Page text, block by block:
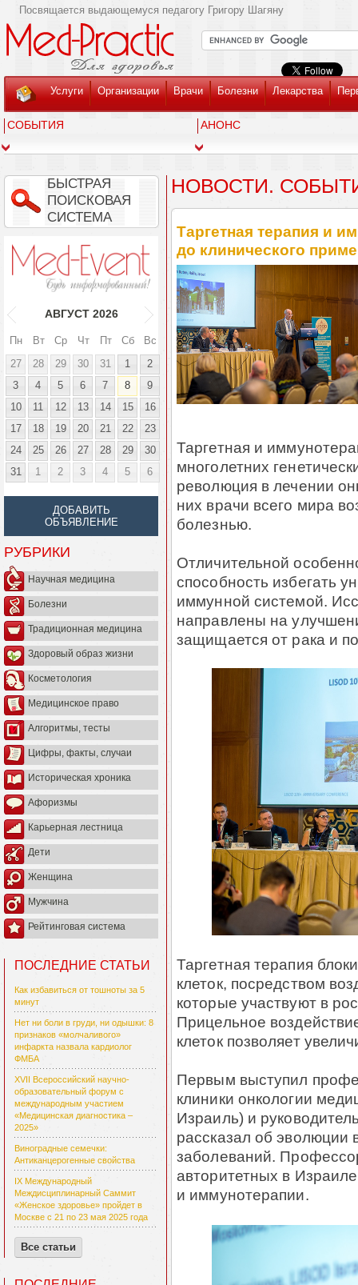
Посвящается выдающемуся педагогу Григору Шагяну
Услуги Организации Врачи Болезни Лекарства
СОБЫТИЯ АНОНС
БЫСТРАЯ
ПОИСКОВАЯ
СИСТЕМА
АВГУСТ 2026
Пн Вт Ср Чт Пт Сб
Вс
27
28 29 30 31 1
2
3
4 5 6 7 8
9
10
11 12 13 14 15
16
17
18 19 20 21 22
23
24
25 26 27 28 29
30
31
1 2 3 4 5 6
ДОБАВИТЬ
ОБЪЯВЛЕНИЕ
РУБРИКИ
Научная медицина
Болезни
Традиционная медицина
Здоровый образ жизни
Косметология
Медицинское право
Алгоритмы, тесты
Цифры, факты, случаи
Историческая хроника
Афоризмы
Карьерная лестница
Дети
Женщина
Мужчина
Рейтинговая система
ПОСЛЕДНИЕ СТАТЬИ
Как избавиться от тошноты за 5
минут
Нет ни боли в груди, ни одышки: 8
признаков «молчаливого»
инфаркта назвала кардиолог
ФМБА
XVII Всероссийский научно-
образовательный форум с
международным участием
«Медицинская диагностика –
2025»
Виноградные семечки:
Антиканцерогенные свойства
IX Международный
Междисциплинарный Саммит
«Женское здоровье» пройдет в
Москве с 21 по 23 мая 2025 года
Все статьи
НОВОСТИ.
Таргетная терапия и
до клинического
Таргетная и
многолетних
революция в лечении
них врачи всего мира
болезнью.
Отличительной
способность избегать
иммунной системой.
направлены на
защищается от рака и
Таргетная терапия
клеток, посредством
которые участвуют в
Прицельное
клеток позволяет
Первым выступил
клиники онкологии
Израиль) и
рассказал об эволюции
заболеваний.
авторитетных в
и иммунотерапии.